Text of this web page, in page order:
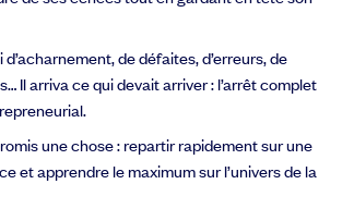
de défaites, d’erreurs, de
Il arriva ce qui devait arriver : l’arrêt complet
une chose : repartir rapidement sur une
et apprendre le maximum sur l’univers de la